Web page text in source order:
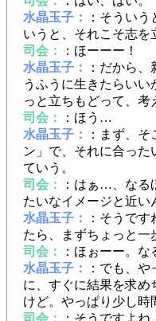
水晶玉子：
：そうい
いうと、それこそ志を
司会：
：ほーーー！
水晶玉子：
：だから
うふうに生きたらいい
っと立ちもどって、考
司会：
：ほう…
水晶玉子：
：まず、
ン」で、それに合った
ていう。
司会：
：はぁ…、なる
たいなイメージと近い
水晶玉子：
：そうで
たら、まずちょっと一
司会：
：ほぉーー。な
水晶玉子：
：でも、
に、すぐに結果を求め
けど。やっぱり少し時
司会：
：そうですよね。